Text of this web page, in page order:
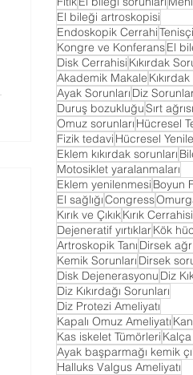
El bileği artroskopisi
Endoskopik Cerrahi
Kongre ve KonferansEl
Disk Cerrahisi Kıkırdak
Akademik Makale
Ayak Sorunları Diz
Duruş bozukluğuSırt ağrısı
Omuz sorunları Hücresel
Fizik tedavi Hücresel
Eklem kıkırdak sorunları
Motosiklet yaralanmaları
Eklem yenilenmesi Boyun
El sağlığıCongress
Kırık ve ÇıkıkKırık Cerrahisi
Dejeneratif yırtıklarKök
Artroskopik Tanı Dirsek
Kemik Sorunları Dirsek
Disk Dejenerasyonu Diz
Diz Kıkırdağı Sorunları
Diz Protezi Ameliyatı
Kapalı Omuz Ameliyatı
Kas iskelet Tümörleri
Ayak başparmağı kemik
Halluks Valgus Ameliyatı